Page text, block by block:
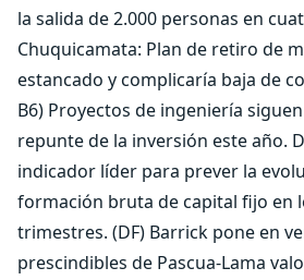
la salida de 2.000 personas en
Chuquicamata: Plan de retiro de
estancado y complicaría baja de
B6) Proyectos de ingeniería
repunte de la inversión este año.
indicador líder para prever la
formación bruta de capital fijo en
trimestres. (DF) Barrick pone en
prescindibles de Pascua-Lama